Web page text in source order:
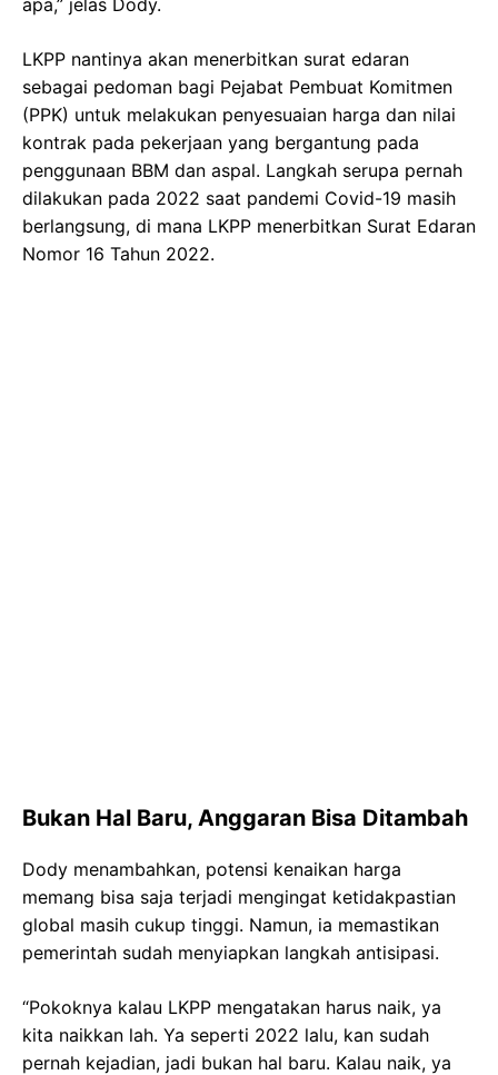
LKPP nantinya akan menerbitkan surat edaran
sebagai pedoman bagi Pejabat Pembuat Komitmen
(PPK) untuk melakukan penyesuaian harga dan nilai
kontrak pada pekerjaan yang bergantung pada
penggunaan BBM dan aspal. Langkah serupa pernah
dilakukan pada 2022 saat pandemi Covid-19 masih
berlangsung, di mana LKPP menerbitkan Surat Edaran
Nomor 16 Tahun 2022.
Bukan Hal Baru, Anggaran Bisa Ditambah
Dody menambahkan, potensi kenaikan harga
memang bisa saja terjadi mengingat ketidakpastian
global masih cukup tinggi. Namun, ia memastikan
pemerintah sudah menyiapkan langkah antisipasi.
“Pokoknya kalau LKPP mengatakan harus naik, ya
kita naikkan lah. Ya seperti 2022 lalu, kan sudah
pernah kejadian, jadi bukan hal baru. Kalau naik, ya